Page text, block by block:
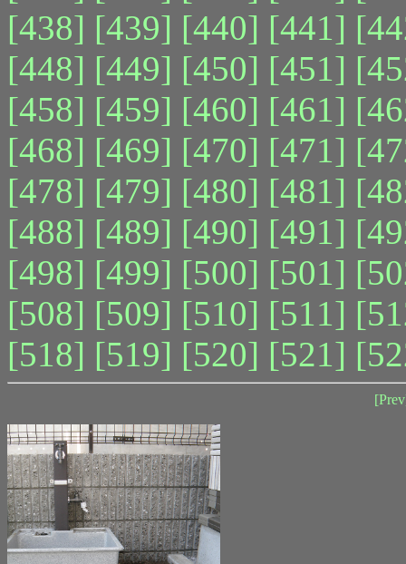
[438] [439] [440] [441]
[448] [449] [450] [451]
[458] [459] [460] [461]
[468] [469] [470] [471]
[478] [479] [480] [481]
[488] [489] [490] [491]
[498] [499] [500] [501]
[508] [509] [510] [511]
[518] [519] [520] [521]